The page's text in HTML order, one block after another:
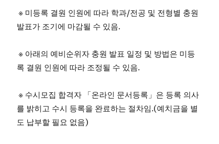
※ 미등록 결원 인원에 따라 학과/전공 및 전형별 충원
발표가 조기에 마감될 수 있음.
※ 아래의 예비순위자 충원 발표 일정 및 방법은 미등
록 결원 인원에 따라 조정될 수 있음.
※ 수시모집 합격자 「온라인 문서등록」은 등록 의사
를 밝히고 수시 등록을 완료하는 절차임.(예치금을 별
도 납부할 필요 없음)